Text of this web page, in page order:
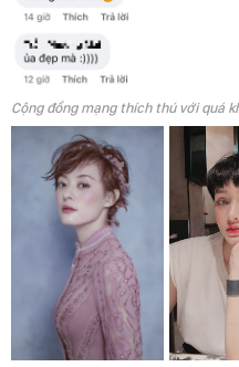
Cộng đồng mạng thích thú với quá